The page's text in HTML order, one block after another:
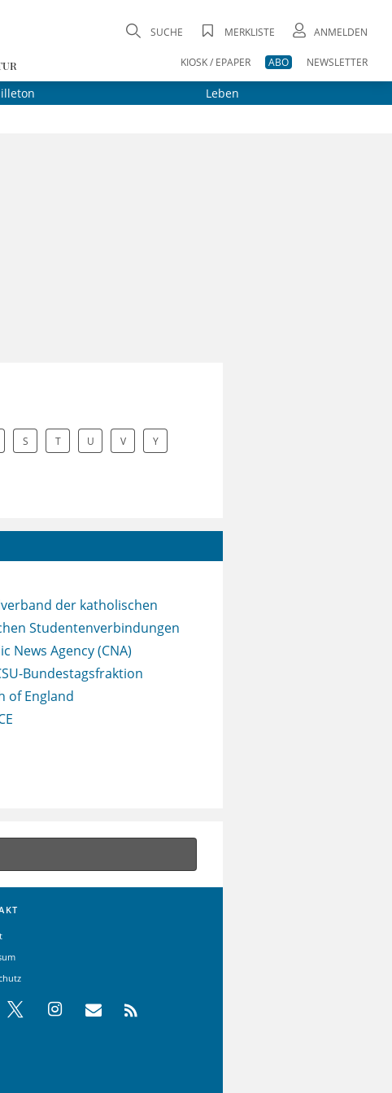
SUCHE MERKLISTE ANMELDEN
KIOSK / EPAPER ABO NEWSLETTER
Leben
S T U V Y
der katholischen
Studentenverbindungen
News Agency (CNA)
Bundestagsfraktion
of England